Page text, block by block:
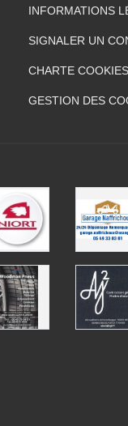
INFORMATIONS
SIGNALER UN
CHARTE COOKIES
GESTION DES